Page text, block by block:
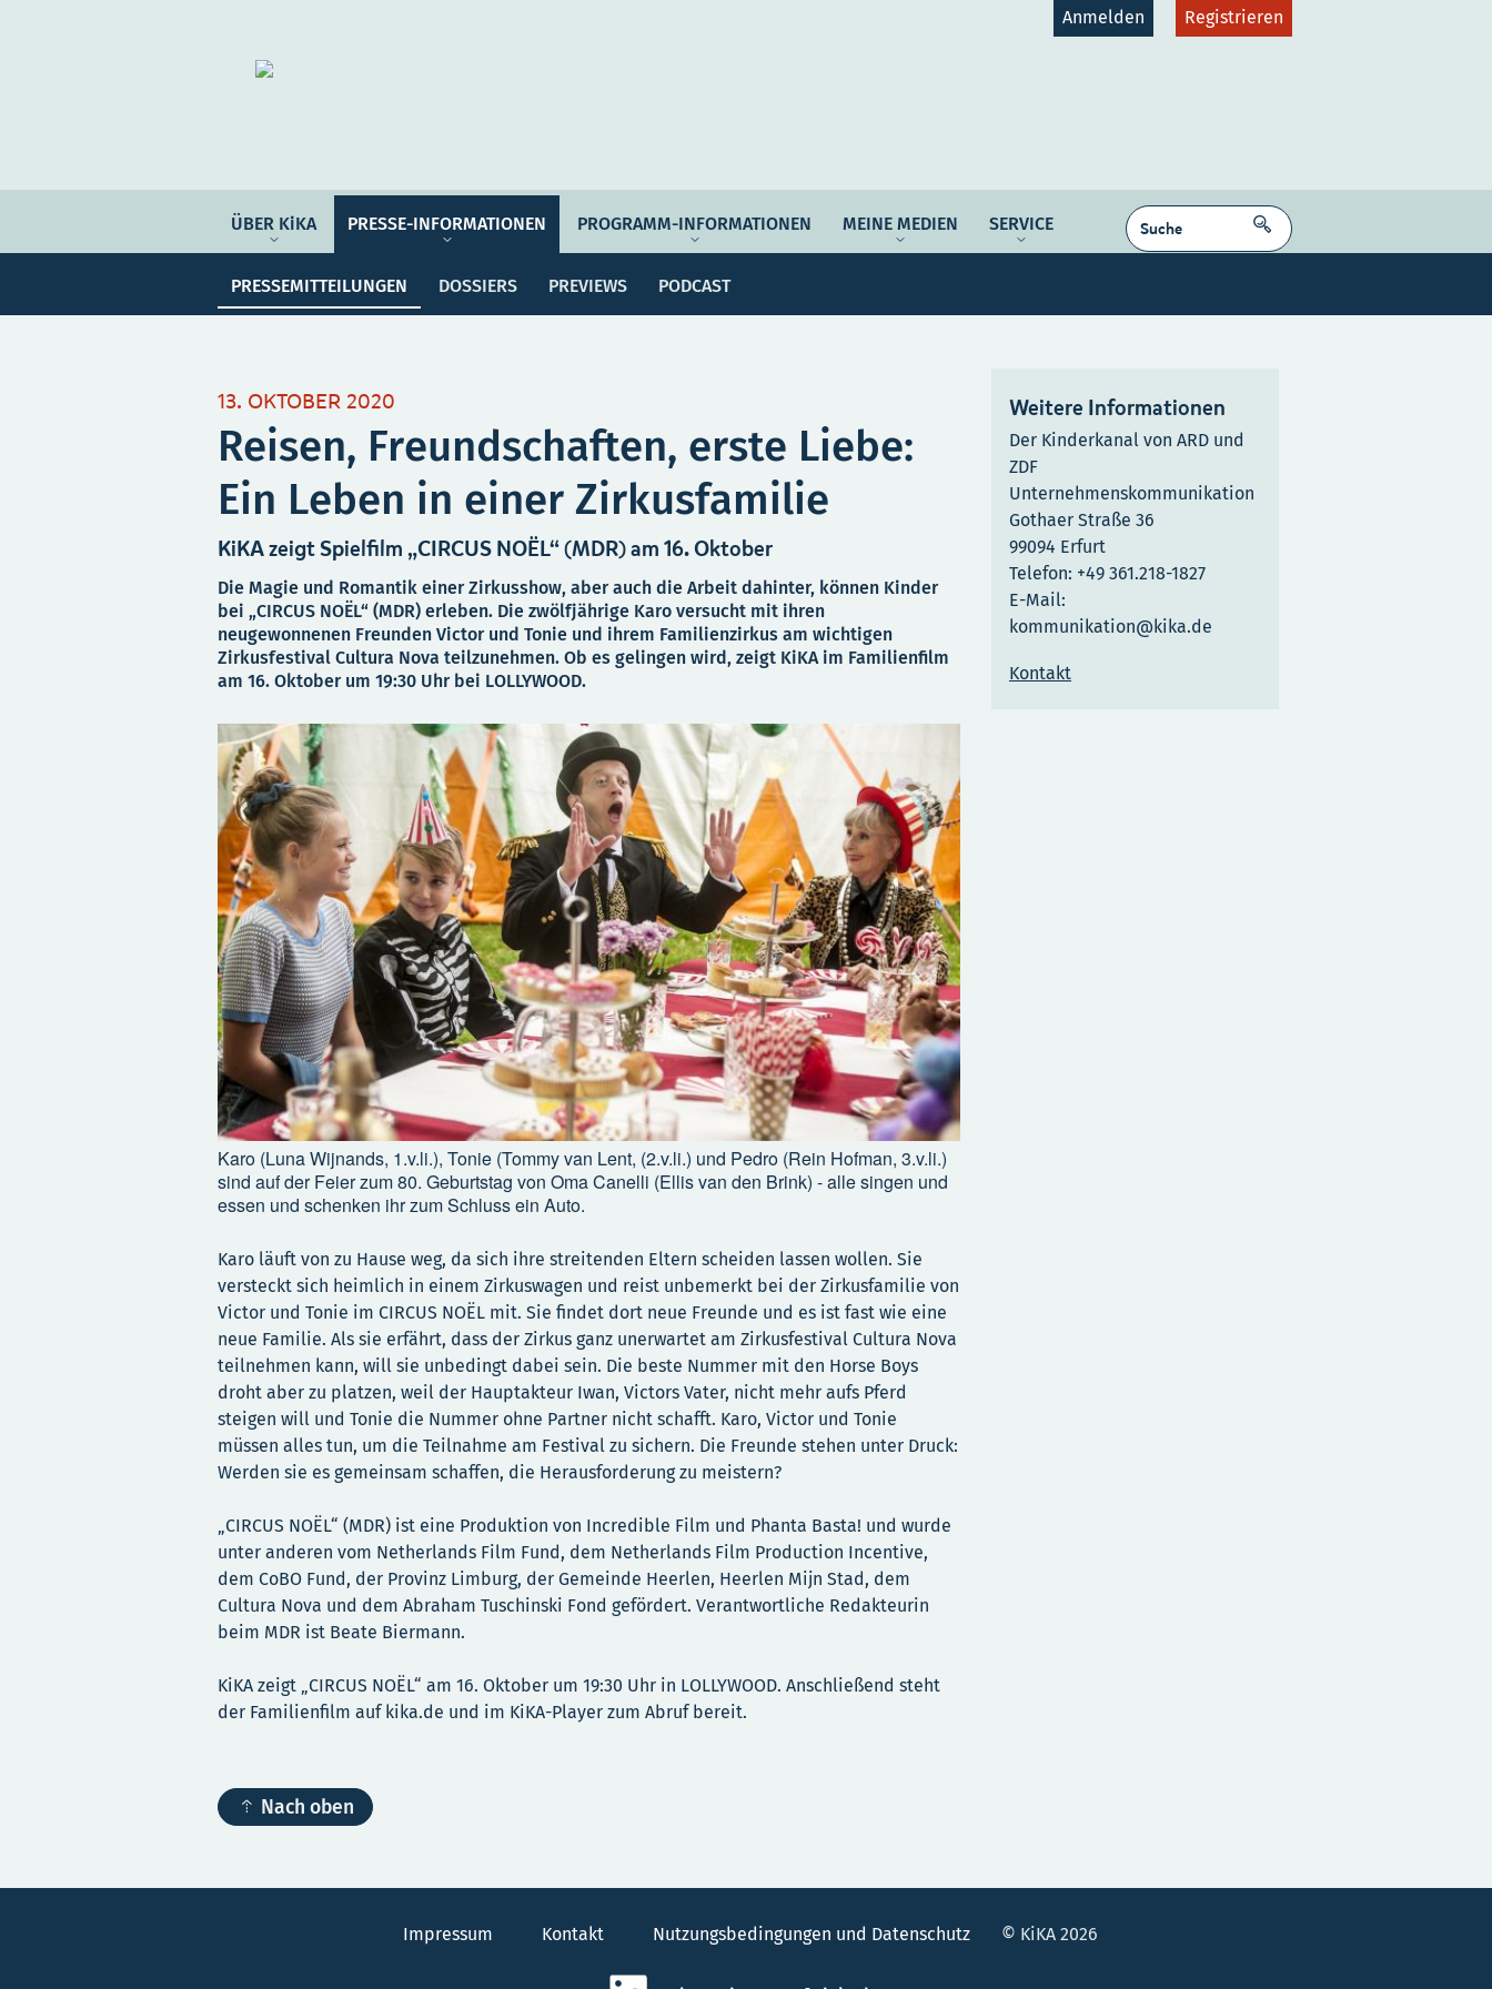
Anmelden Registrieren
ÜBER KiKA PRESSE-INFORMATIONEN
PRESSEMITTEILUNGEN DOSSIERS PREVIEWS PODCAST
PROGRAMM-INFORMATIONEN MEINE MEDIEN SERVICE SUCHEN
Organisation Auftrag & Philosophie Verantwortung Zielgruppen Plattformen
PRESSE-INFORMATIONEN
Pressemitteilungen Dossiers Previews Podcast
PROGRAMM-INFORMATIONEN
Programmwoche Änderungsmeldungen
13. OKTOBER 2020
Reisen, Freundschaften, erste Liebe:
Ein Leben in einer Zirkusfamilie
KiKA zeigt Spielfilm „CIRCUS NOËL“ (MDR) am 16. Oktober
Die Magie und Romantik einer Zirkusshow, aber auch die Arbeit dahinter, können Kinder
bei „CIRCUS NOËL“ (MDR) erleben. Die zwölfjährige Karo versucht mit ihren
neugewonnenen Freunden Victor und Tonie und ihrem Familienzirkus am wichtigen
Zirkusfestival Cultura Nova teilzunehmen. Ob es gelingen wird, zeigt KiKA im Familienfilm
am 16. Oktober um 19:30 Uhr bei LOLLYWOOD.
Karo (Luna Wijnands, 1.v.li.), Tonie (Tommy van Lent, (2.v.li.) und Pedro (Rein Hofman, 3.v.li.)
sind auf der Feier zum 80. Geburtstag von Oma Canelli (Ellis van den Brink) - alle singen und
essen und schenken ihr zum Schluss ein Auto.
Karo läuft von zu Hause weg, da sich ihre streitenden Eltern scheiden lassen wollen. Sie
versteckt sich heimlich in einem Zirkuswagen und reist unbemerkt bei der Zirkusfamilie von
Victor und Tonie im CIRCUS NOËL mit. Sie findet dort neue Freunde und es ist fast wie eine
neue Familie. Als sie erfährt, dass der Zirkus ganz unerwartet am Zirkusfestival Cultura Nova
teilnehmen kann, will sie unbedingt dabei sein. Die beste Nummer mit den Horse Boys
droht aber zu platzen, weil der Hauptakteur Iwan, Victors Vater, nicht mehr aufs Pferd
steigen will und Tonie die Nummer ohne Partner nicht schafft. Karo, Victor und Tonie
müssen alles tun, um die Teilnahme am Festival zu sichern. Die Freunde stehen unter Druck:
Werden sie es gemeinsam schaffen, die Herausforderung zu meistern?
„CIRCUS NOËL“ (MDR) ist eine Produktion von Incredible Film und Phanta Basta! und wurde
unter anderen vom Netherlands Film Fund, dem Netherlands Film Production Incentive,
dem CoBO Fund, der Provinz Limburg, der Gemeinde Heerlen, Heerlen Mijn Stad, dem
Cultura Nova und dem Abraham Tuschinski Fond gefördert. Verantwortliche Redakteurin
beim MDR ist Beate Biermann.
KiKA zeigt „CIRCUS NOËL“ am 16. Oktober um 19:30 Uhr in LOLLYWOOD. Anschließend steht
der Familienfilm auf kika.de und im KiKA-Player zum Abruf bereit.
 Nach oben
Weitere Informationen
Der Kinderkanal von ARD und
ZDF
Unternehmenskommunikation
Gothaer Straße 36
99094 Erfurt
Telefon: +49 361.218-1827
E-Mail:
kommunikation@kika.de
Kontakt
Impressum Kontakt Nutzungsbedingungen und Datenschutz © KiKA 2026